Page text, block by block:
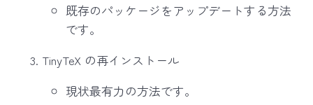
既存のパッケージをアップデートする方法
です。
TinyTeX の再インストール
現状最有力の方法です。